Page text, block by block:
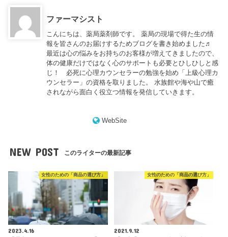
ファーマシスト
こんにちは、薬局薬剤師です。 薬局の現場で得た生の情
報を皆さんのお届けするためブログを書き始めました♬
最近は心の悩みをお持ちのお客様が増えてきましたので、
体の健康だけではなく心のサポートも必要とひしひしと感
じ！ 必死に心理カウンセラーの勉強を始め「上級心理カ
ウンセラー」の資格を取りました。 水族館や海や山で癒
されながら面白く役立つ情報を発信していきます。
WebSite
NEW POST このライターの最新記事
女性のための「商品の選び方」
2023.4.16
女性のための「商品の選び方」
2021.9.12